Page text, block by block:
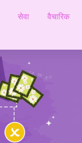
सेवा वैचारिक